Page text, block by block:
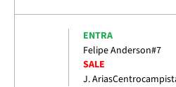
ENTRA
Felipe Anderson#7
SALE
J. Arias